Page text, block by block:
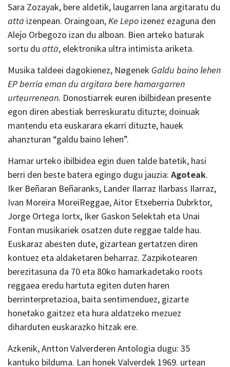
Sara Zozayak, bere aldetik, laugarren lana argitaratu du
attä izenpean. Oraingoan,Ke Lepo izenez ezaguna den
Alejo Orbegozo izan du alboan. Bien arteko baturak
sortu du attä, elektronika ultra intimista ariketa.
Musika taldeei dagokienez, Nøgenek Galdu baino lehen
EP berria eman du argitara bere hamargarren
urteurrenean. Donostiarrek euren ibilbidean presente
egon diren abestiak berreskuratu dituzte; doinuak
mantendu eta euskarara ekarri dituzte, hauek
ahanzturan “galdu baino lehen”.
Hamar urteko ibilbidea egin duen talde batetik, hasi
berri den beste batera egingo dugu jauzia: Agoteak.
Iker Beñaran Beñaranks, Lander Ilarraz Ilarbass Ilarraz,
Ivan Moreira MoreiReggae, Aitor Etxeberria Dubrktor,
Jorge Ortega Iortx, Iker Gaskon Selektah eta Unai
Fontan musikariek osatzen dute reggae talde hau.
Euskaraz abesten dute, gizartean gertatzen diren
kontuez eta aldaketaren beharraz. Zazpikotearen
berezitasuna da 70 eta 80ko hamarkadetako roots
reggaea eredu hartuta egiten duten haren
berrinterpretazioa, baita sentimenduez, gizarte
honetako gaitzez eta hura aldatzeko mezuez
diharduten euskarazko hitzak ere.
Azkenik, Antton Valverderen Antologia dugu: 35
kantuko bilduma. Lan honek Valverdek 1969. urtean